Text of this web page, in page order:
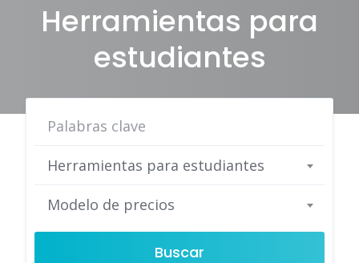
Herramientas para
estudiantes
Herramientas para estudiantes
Modelo de precios
Buscar